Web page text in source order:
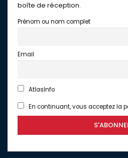
boîte de réception.
Prénom ou nom complet
Email
AtlasInfo
En continuant, vous acceptez la